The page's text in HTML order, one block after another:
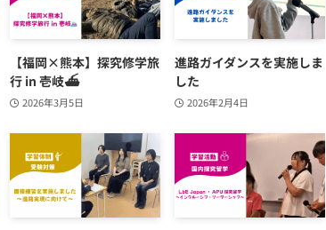
【福岡×熊本】探究修学旅
行 in 壱岐⛴️
2026年3月5日
進路ガイダンスを実施しま
した
2026年2月4日